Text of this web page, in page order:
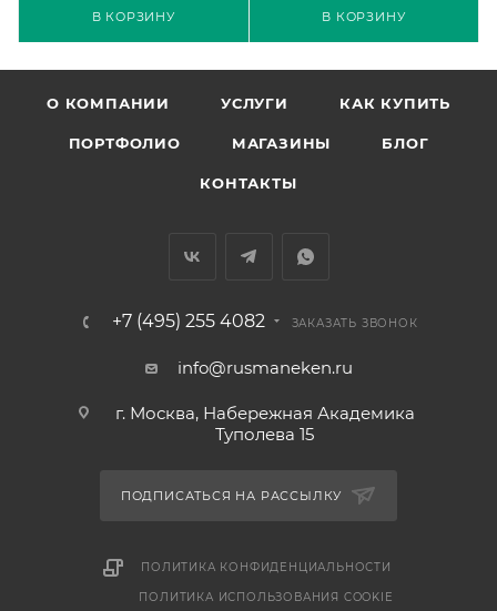
В КОРЗИНУ В КОРЗИНУ
О КОМПАНИИ УСЛУГИ КАК КУПИТЬ
ПОРТФОЛИО МАГАЗИНЫ БЛОГ
КОНТАКТЫ
+7 (495) 255 4082 ЗАКАЗАТЬ ЗВОНОК
info@rusmaneken.ru
г. Москва, Набережная Академика
Туполева 15
ПОДПИСАТЬСЯ НА РАССЫЛКУ
ПОЛИТИКА КОНФИДЕНЦИАЛЬНОСТИ
ПОЛИТИКА ИСПОЛЬЗОВАНИЯ COOKIE